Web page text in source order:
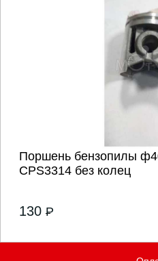
Поршень бензопилы
CPS3314 без колец
130 P